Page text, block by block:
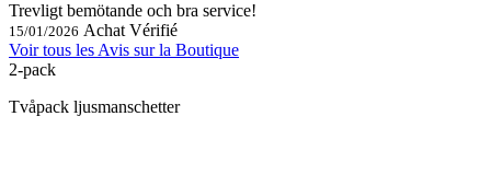
Trevligt bemötande och bra service!
15/01/2026 Achat Vérifié
Voir tous les Avis sur la Boutique
2-pack
Tvåpack ljusmanschetter